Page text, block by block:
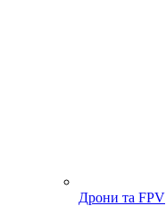
Дрони та FPV